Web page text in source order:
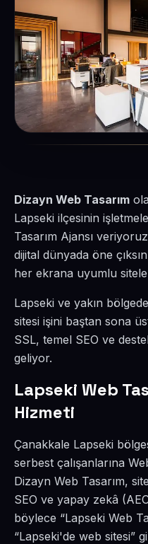
Dizayn Web Tasarım
Lapseki ilçesinin
Tasarım Ajansı
dijital dünyada öne
her ekrana uyumlu
Lapseki ve yakın
sitesi işini baştan sona
SSL, temel SEO ve
geliyor.
Lapseki Web
Hizmeti
Çanakkale Lapseki
serbest çalışanlarına
Dizayn Web Tasarım,
SEO ve yapay zekâ
böylece “Lapseki Web
“Lapseki'de web sitesi”